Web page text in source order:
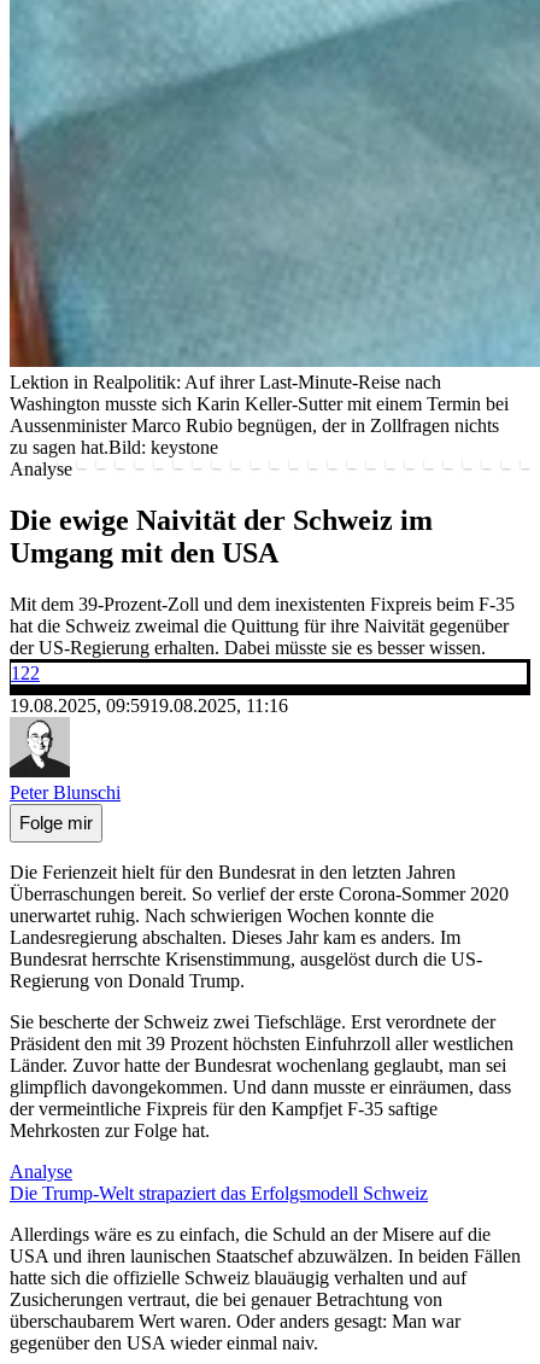
Lektion in Realpolitik: Auf ihrer Last-Minute-Reise nach
Washington musste sich Karin Keller-Sutter mit einem Termin bei
Aussenminister Marco Rubio begnügen, der in Zollfragen nichts
zu sagen hat.Bild: keystone
Analyse
Die ewige Naivität der Schweiz im
Umgang mit den USA
Mit dem 39-Prozent-Zoll und dem inexistenten Fixpreis beim F-35
hat die Schweiz zweimal die Quittung für ihre Naivität gegenüber
der US-Regierung erhalten. Dabei müsste sie es besser wissen.
122
19.08.2025, 09:5919.08.2025, 11:16
Peter Blunschi
Folge mir
Die Ferienzeit hielt für den Bundesrat in den letzten Jahren
Überraschungen bereit. So verlief der erste Corona-Sommer 2020
unerwartet ruhig. Nach schwierigen Wochen konnte die
Landesregierung abschalten. Dieses Jahr kam es anders. Im
Bundesrat herrschte Krisenstimmung, ausgelöst durch die US-
Regierung von Donald Trump.
Sie bescherte der Schweiz zwei Tiefschläge. Erst verordnete der
Präsident den mit 39 Prozent höchsten Einfuhrzoll aller westlichen
Länder. Zuvor hatte der Bundesrat wochenlang geglaubt, man sei
glimpflich davongekommen. Und dann musste er einräumen, dass
der vermeintliche Fixpreis für den Kampfjet F-35 saftige
Mehrkosten zur Folge hat.
Analyse
Die Trump-Welt strapaziert das Erfolgsmodell Schweiz
Allerdings wäre es zu einfach, die Schuld an der Misere auf die
USA und ihren launischen Staatschef abzuwälzen. In beiden Fällen
hatte sich die offizielle Schweiz blauäugig verhalten und auf
Zusicherungen vertraut, die bei genauer Betrachtung von
überschaubarem Wert waren. Oder anders gesagt: Man war
gegenüber den USA wieder einmal naiv.